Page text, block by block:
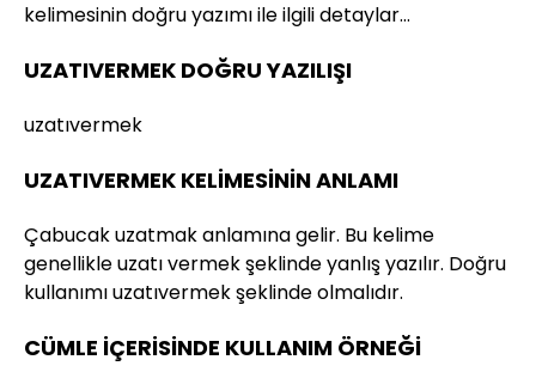
kelimesinin doğru yazımı ile ilgili detaylar…
UZATIVERMEK DOĞRU YAZILIŞI
uzatıvermek
UZATIVERMEK KELİMESİNİN ANLAMI
Çabucak uzatmak anlamına gelir. Bu kelime
genellikle uzatı vermek şeklinde yanlış yazılır. Doğru
kullanımı uzatıvermek şeklinde olmalıdır.
CÜMLE İÇERİSİNDE KULLANIM ÖRNEĞİ